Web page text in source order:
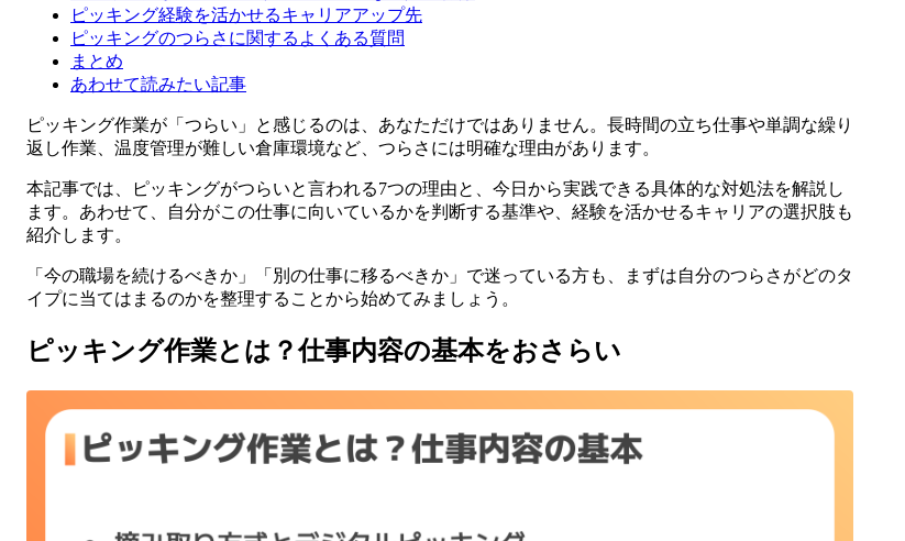
ピッキング経験を活かせるキャリアアップ先
ピッキングのつらさに関するよくある質問
まとめ
あわせて読みたい記事
ピッキング作業が「つらい」と感じるのは、あなただけではありません。長時間の立ち仕事や単調な繰り
返し作業、温度管理が難しい倉庫環境など、つらさには明確な理由があります。
本記事では、ピッキングがつらいと言われる7つの理由と、今日から実践できる具体的な対処法を解説し
ます。あわせて、自分がこの仕事に向いているかを判断する基準や、経験を活かせるキャリアの選択肢も
紹介します。
「今の職場を続けるべきか」「別の仕事に移るべきか」で迷っている方も、まずは自分のつらさがどのタ
イプに当てはまるのかを整理することから始めてみましょう。
ピッキング作業とは？仕事内容の基本をおさらい